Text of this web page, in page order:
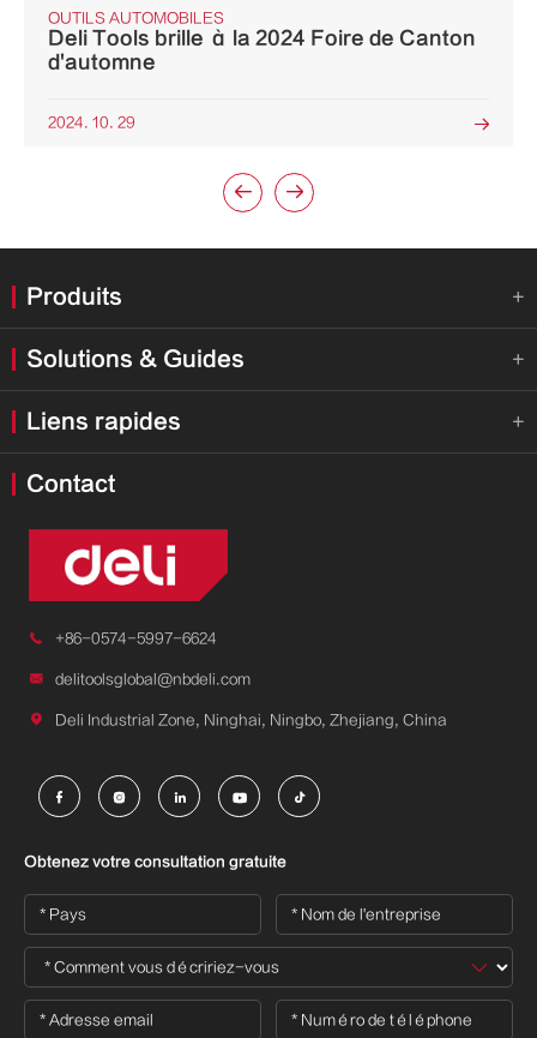
OUTILS AUTOMOBILES
Deli Tools brille à la 2024 Foire de Canton
d'automne
2024. 10. 29 
 
Produits 
Solutions & Guides 
Liens rapides 
Contact
 +86-0574-5997-6624
 delitoolsglobal@nbdeli.com
 Deli Industrial Zone, Ninghai, Ningbo, Zhejiang, China
    
Obtenez votre consultation gratuite